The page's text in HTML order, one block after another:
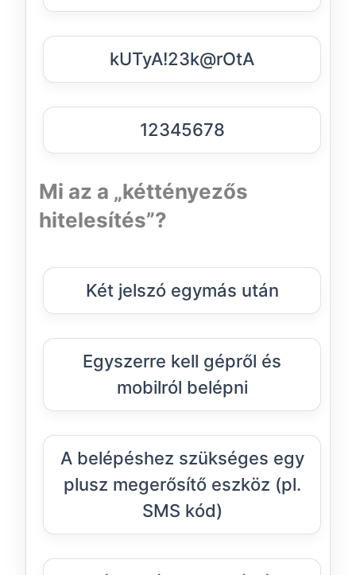
kUTyA!23k@rOtA
12345678
Mi az a „kéttényezős
hitelesítés”?
Két jelszó egymás után
Egyszerre kell gépről és
mobilról belépni
A belépéshez szükséges egy
plusz megerősítő eszköz (pl.
SMS kód)